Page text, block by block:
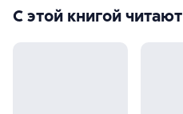
С этой книгой читают